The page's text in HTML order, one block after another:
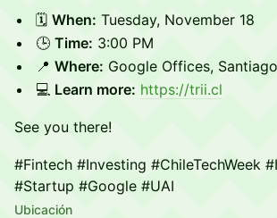
🗓️ When: Tuesday, November 18
🕒 Time: 3:00 PM
📍 Where: Google Offices, Santiago
💻 Learn more: https://trii.cl
See you there!
#Fintech #Investing #ChileTechWeek
#Startup #Google #UAI
Ubicación